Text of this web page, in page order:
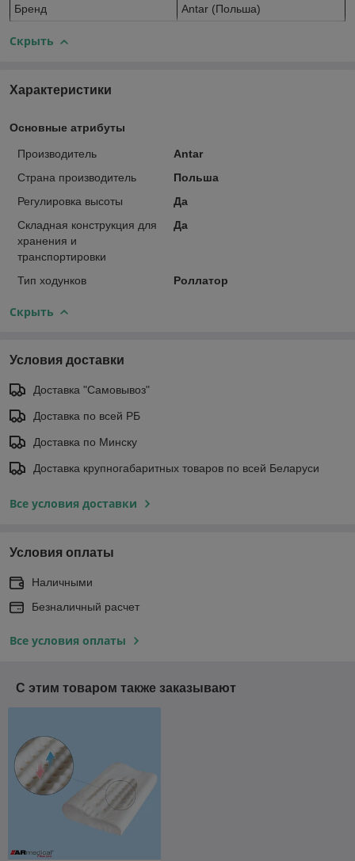
Бренд
Antar (Польша)
Скрыть
Характеристики
Основные атрибуты
Производитель
Antar
Страна производитель
Польша
Регулировка высоты
Да
Складная конструкция для
хранения и
транспортировки
Да
Тип ходунков Роллатор
Скрыть
Условия доставки
Доставка "Самовывоз"
Доставка по всей РБ
Доставка по Минску
Доставка крупногабаритных товаров по всей Беларуси
Все условия доставки
Условия оплаты
Наличными
Безналичный расчет
Все условия оплаты
С этим товаром также заказывают